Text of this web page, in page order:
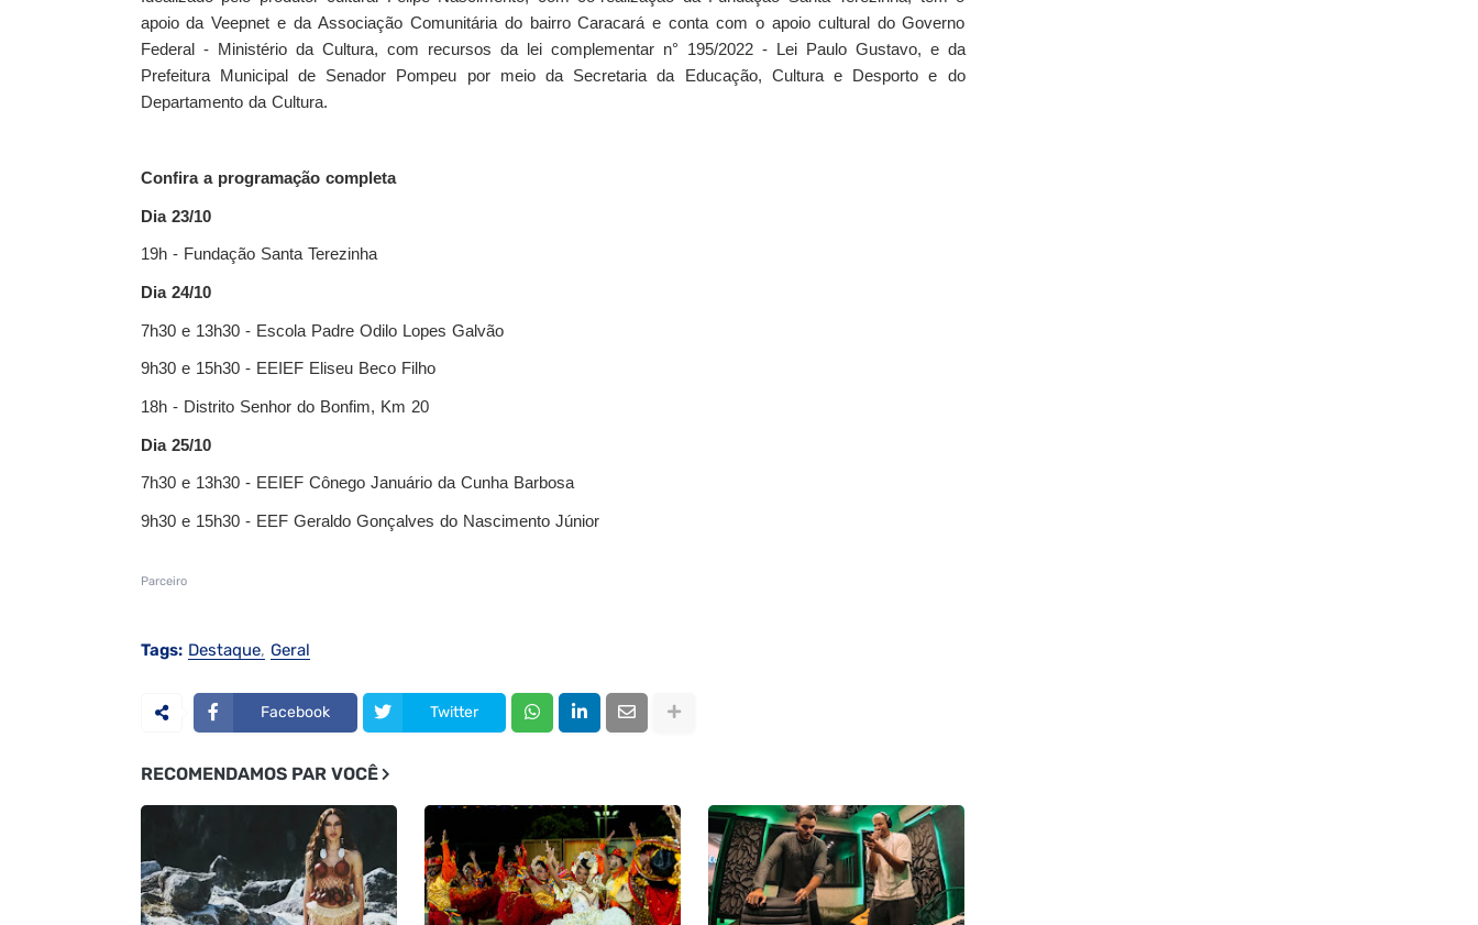
apoio da Veepnet e da Associação Comunitária do bairro Caracará e conta com o apoio cultural do Governo
Federal - Ministério da Cultura, com recursos da lei complementar n° 195/2022 - Lei Paulo Gustavo, e da
Prefeitura Municipal de Senador Pompeu por meio da Secretaria da Educação, Cultura e Desporto e do
Departamento da Cultura.
Confira a programação completa
Dia 23/10
19h - Fundação Santa Terezinha
Dia 24/10
7h30 e 13h30 - Escola Padre Odilo Lopes Galvão
9h30 e 15h30 - EEIEF Eliseu Beco Filho
18h - Distrito Senhor do Bonfim, Km 20
Dia 25/10
7h30 e 13h30 - EEIEF Cônego Januário da Cunha Barbosa
9h30 e 15h30 - EEF Geraldo Gonçalves do Nascimento Júnior
Parceiro
Tags: Destaque Geral
Facebook Twitter
RECOMENDAMOS PAR VOCÊ